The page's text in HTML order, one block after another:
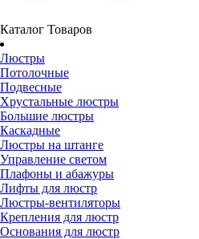
Каталог Товаров
Люстры
Потолочные
Подвесные
Хрустальные люстры
Большие люстры
Каскадные
Люстры на штанге
Управление светом
Плафоны и абажуры
Лифты для люстр
Люстры-вентиляторы
Крепления для люстр
Основания для люстр